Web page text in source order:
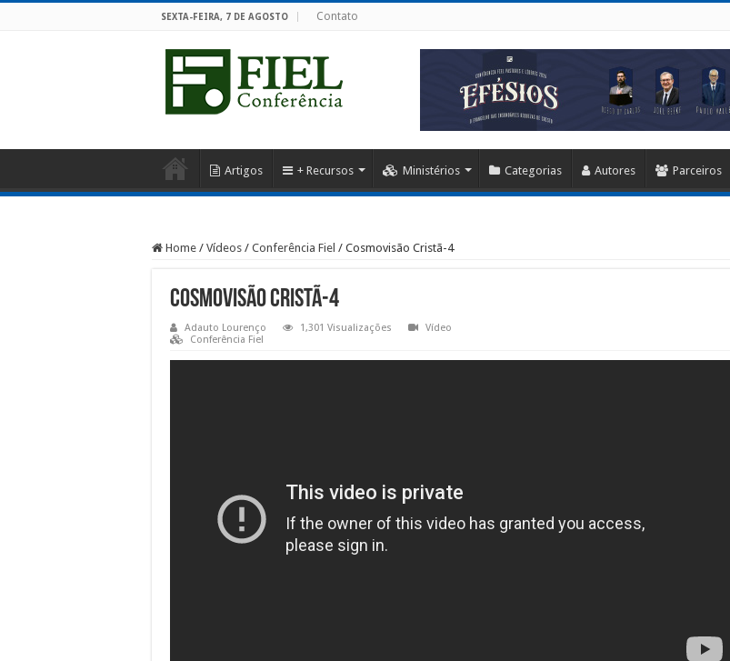
SEXTA-FEIRA, 7 DE AGOSTO Contato
Artigos + Recursos Ministérios Categorias Autores Parceiros
Home / Vídeos / Conferência Fiel / Cosmovisão Cristã-4
Cosmovisão Cristã-4
Adauto Lourenço 1,301 Visualizações
Vídeo
Conferência Fiel